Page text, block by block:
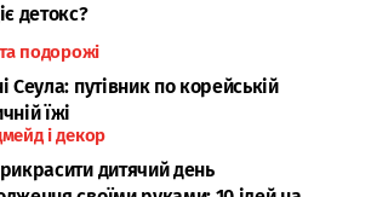
детокс?
подорожі
Сеула: путівник по корейській
їжі
і декор
дитячий день